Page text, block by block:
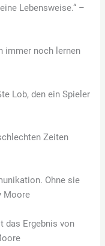
Lebensweise.“ –
immer noch lernen
Lob, den ein Spieler
Zeiten
Ohne sie
Moore
das Ergebnis von